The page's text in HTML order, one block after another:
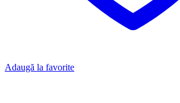
Adaugă la favorite